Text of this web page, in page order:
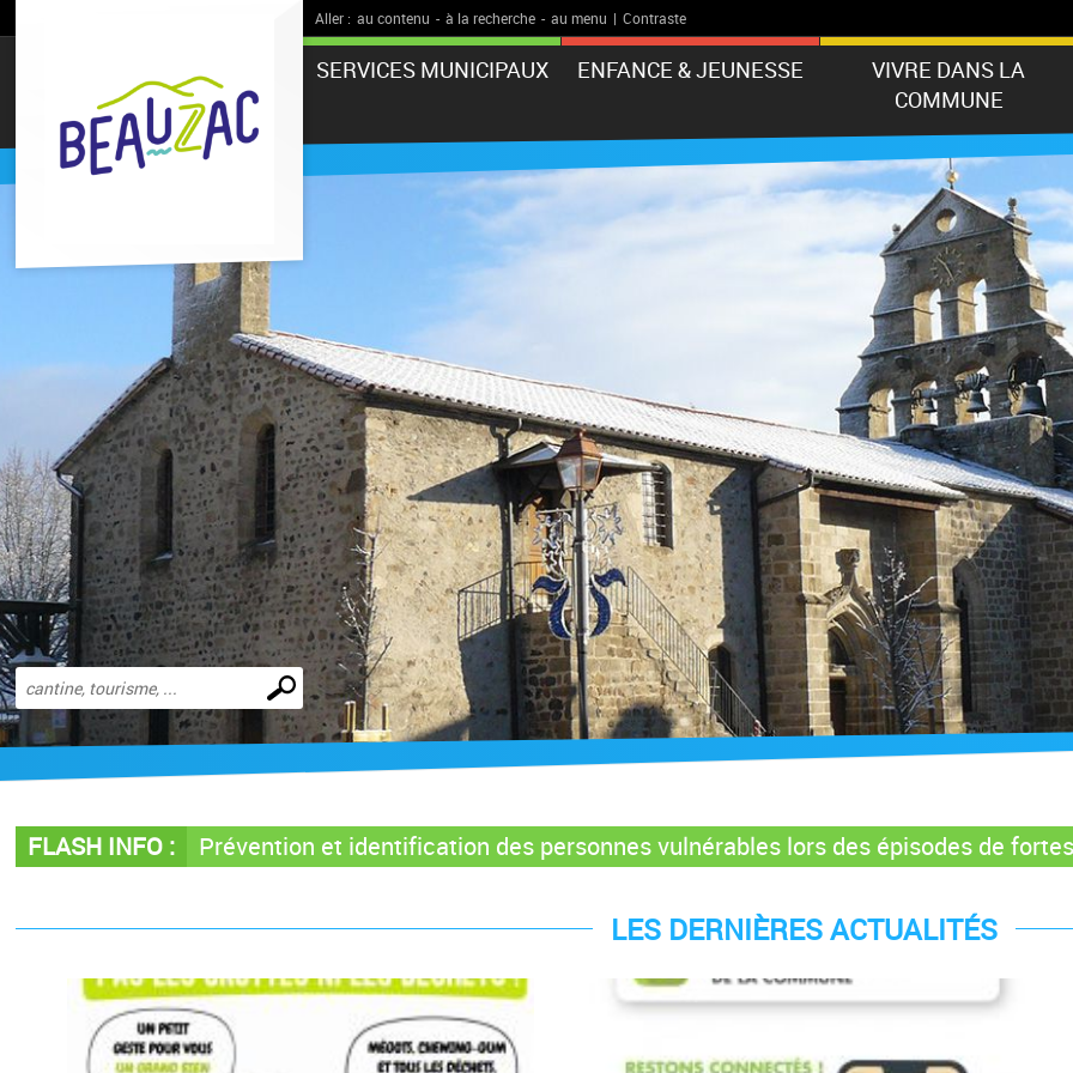
Aller : au contenu - à la recherche - au menu | Contraste
SERVICES MUNICIPAUX ENFANCE & JEUNESSE
VIVRE DANS LA
COMMUNE
Effectuer
une
recherche
FLASH INFO : Prévention et identification des personnes vulnérables lors des épisodes de
LES DERNIÈRES ACTUALITÉS